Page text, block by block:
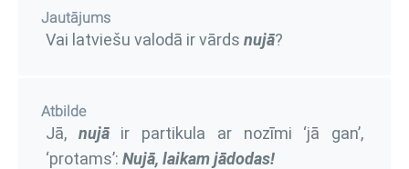
Jautājums
Vai latviešu valodā ir vārds nujā?
Atbilde
Jā, nujāir partikula ar nozīmi ‘jā gan’,
‘protams’: Nujā, laikam jādodas!